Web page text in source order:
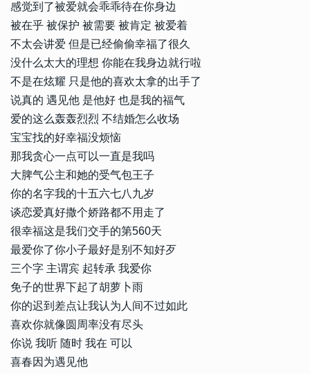
感觉到了被爱就会乖乖待在你身边
被在乎 被保护 被需要 被肯定 被爱着
不太会讲爱 但是已经偷偷幸福了很久
没什么太大的理想 你能在我身边就行啦
不是在炫耀 只是他的喜欢太拿的出手了
说真的 遇见他 是他好 也是我的福气
爱的这么轰轰烈烈 不结婚怎么收场
宝宝找的好幸福没烦恼
那我贪心一点可以一直是我吗
大脾气公主和她的受气包王子
你的名字我的十五六七八九岁
谈恋爱真好撒个娇路都不用走了
很幸福这是我们交手的第560天
最爱你了你小子最好是别不知好歹
三个字 主谓宾 起转承 我爱你
免子的世界下起了胡萝卜雨
你的迟到差点让我认为人间不过如此
喜欢你就像圆周率没有尽头
你说 我听 随时 我在 可以
喜春因为遇见他